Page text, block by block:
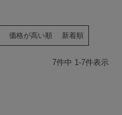
価格が高い順 新着順
7件中 1-7件表示